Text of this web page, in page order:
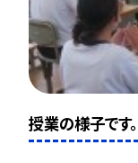
授業の様子です。